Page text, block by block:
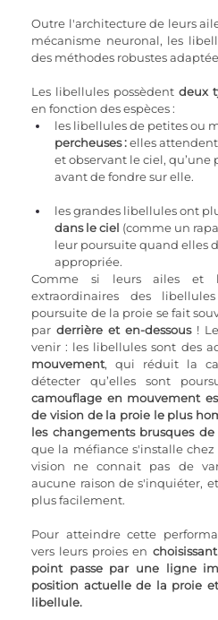
Outre l'architecture de leurs
mécanisme neuronal, les
des méthodes robustes
Les libellules possèdent deux
en fonction des espèces :
les libellules de petites ou
percheuses : elles
et observant le ciel, qu’une
avant de fondre sur elle.
les grandes libellules ont
dans le ciel (comme un
leur poursuite quand elles
appropriée.
Comme si leurs ailes et
extraordinaires des
poursuite de la proie se fait
par derrière et en-dessous !
venir : les libellules sont des
mouvement, qui réduit la
détecter qu’elles sont
camouflage en mouvement
de vision de la proie le plus
les changements brusques
que la méfiance s'installe
vision ne connait pas de
aucune raison de s'inquiéter,
plus facilement.
Pour atteindre cette
vers leurs proies en
point passe par une ligne
position actuelle de la proie
libellule.